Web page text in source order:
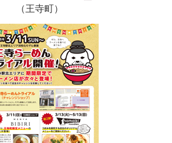
（王寺町）